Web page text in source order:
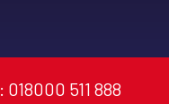
511 888